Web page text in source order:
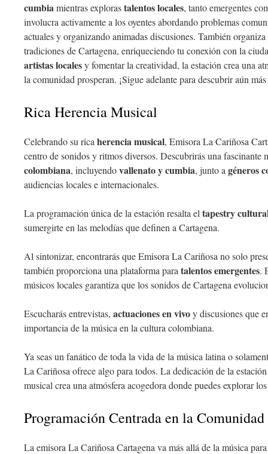
cumbiamientras explorastalentos locales, tanto emergentes
involucra activamente a los oyentes abordando problemas
actuales y organizando animadas discusiones. También organiza
tradiciones de Cartagena, enriqueciendo tu conexión con la
artistas localesy fomentar la creatividad, la estación crea una
la comunidad prosperan. ¡Sigue adelante para descubrir aún
Rica Herencia Musical
Celebrando su rica herencia musical, Emisora La Cariñosa
centro de sonidos y ritmos diversos. Descubrirás una fascinante
colombiana, incluyendovallenato y cumbia, junto a géneros
audiencias locales e internacionales.
La programación única de la estación resalta el tapestry
sumergirte en las melodías que definen a Cartagena.
Al sintonizar, encontrarás que Emisora La Cariñosa no solo
también proporciona una plataforma para talentos emergentes.
músicos locales garantiza que los sonidos de Cartagena
Escucharás entrevistas, actuaciones en vivoy discusiones que
importancia de la música en la cultura colombiana.
Ya seas un fanático de toda la vida de la música latina o
La Cariñosa ofrece algo para todos. La dedicación de la
musical crea una atmósfera acogedora donde puedes explorar
Programación Centrada en la Comunidad
La emisora La Cariñosa Cartagena va más allá de la música